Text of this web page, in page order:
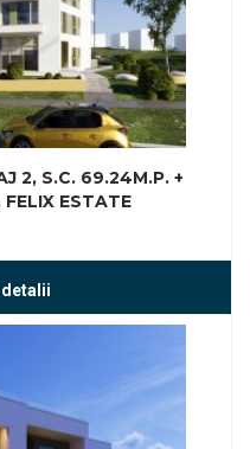
2, S.C. 69.24M.P. +
ESTATE
detalii